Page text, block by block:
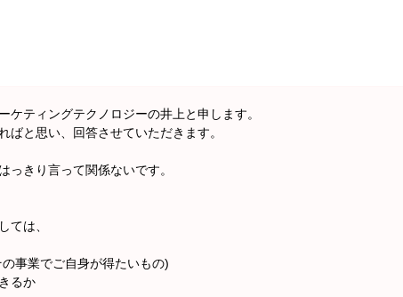
ケティングテクノロジーの井上と申します。
ばと思い、回答させていただきます。
っきり言って関係ないです。
ては、
の事業でご自身が得たいもの)
るか